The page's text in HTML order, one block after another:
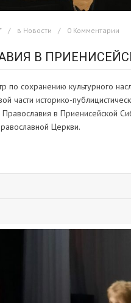
в Новости 0 Комментарии
В
по сохранению культурного
части историко-
в Приенисейской
Церкви.